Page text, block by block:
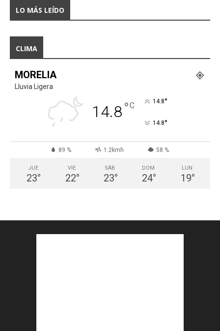
LO MÁS LEÍDO
CLIMA
MORELIA
Lluvia Ligera
14.8°C 14.8°
14.8°
89 % 1.2kmh 58 %
JUE
23°
VIE
22°
SÁB
23°
DOM
24°
LUN
19°